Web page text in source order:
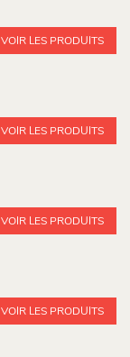
VOIR LES PRODUITS
VOIR LES PRODUITS
VOIR LES PRODUITS
VOIR LES PRODUITS